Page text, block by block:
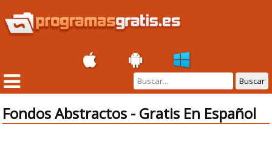
Buscar
Fondos Abstractos - Gratis En Español